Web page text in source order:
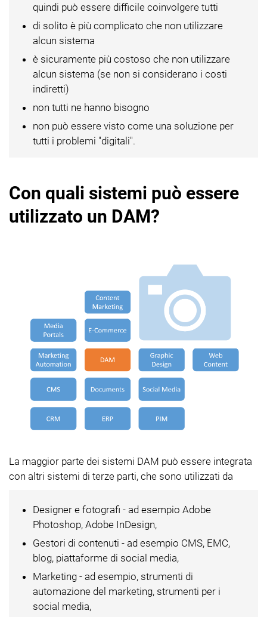
quindi può essere difficile coinvolgere tutti
di solito è più complicato che non utilizzare
alcun sistema
è sicuramente più costoso che non utilizzare
alcun sistema (se non si considerano i costi
indiretti)
non tutti ne hanno bisogno
non può essere visto come una soluzione per
tutti i problemi "digitali".
Con quali sistemi può essere
utilizzato un DAM?
La maggior parte dei sistemi DAM può essere integrata
con altri sistemi di terze parti, che sono utilizzati da
Designer e fotografi - ad esempio Adobe
Photoshop, Adobe InDesign,
Gestori di contenuti - ad esempio CMS, EMC,
blog, piattaforme di social media,
Marketing - ad esempio, strumenti di
automazione del marketing, strumenti per i
social media,